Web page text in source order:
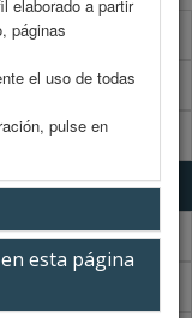
elaborado a partir
páginas
el uso de todas
pulse en
esta página